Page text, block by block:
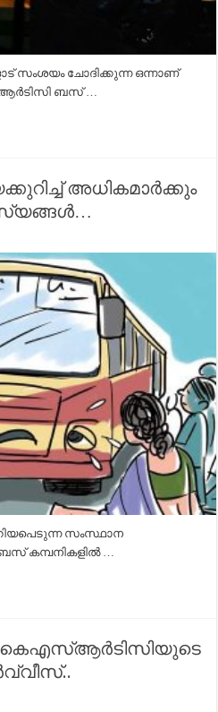
സംശയം ചോദിക്കുന്ന ഒന്നാണ്
ബസ് …
അധികമാർക്കും
സംസ്ഥാന
കമ്പനികളിൽ …
കെഎസ്ആർടിസിയുടെ